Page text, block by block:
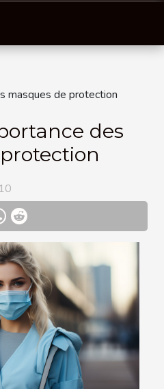
masques de protection
des